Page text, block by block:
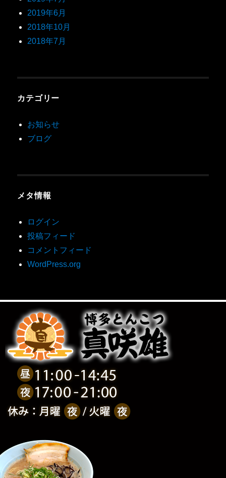
2019年6月
2018年10月
2018年7月
カテゴリー
お知らせ
ブログ
メタ情報
ログイン
投稿フィード
コメントフィード
WordPress.org